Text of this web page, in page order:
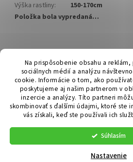
Na prispôsobenie obsahu a
sociálnych médií a analýzu
cookie. Informácie o tom, ako
poskytujeme aj našim partnerom v
inzercie a analýzy. Títo partneri
skombinovať s ďalšími údajmi, ktoré ste
vás získali, keď ste používali ich
Súhlasím
Nastavenie
Výška rastliny:
150-170cm
Položka bola vypredaná…
á
Hurmikaki.com
Vytvoril